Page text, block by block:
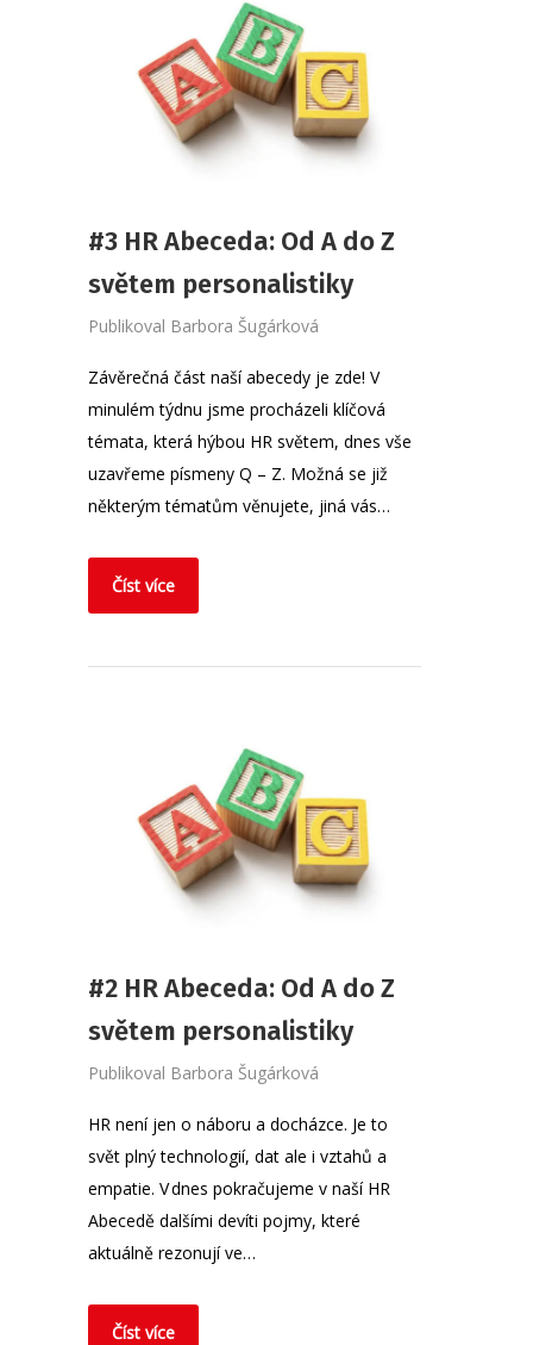
#3 HR Abeceda: Od A do Z
světem personalistiky
Publikoval Barbora Šugárková
Závěrečná část naší abecedy je zde! V
minulém týdnu jsme procházeli klíčová
témata, která hýbou HR světem, dnes vše
uzavřeme písmeny Q – Z. Možná se již
některým tématům věnujete, jiná vás…
Číst více
#2 HR Abeceda: Od A do Z
světem personalistiky
Publikoval Barbora Šugárková
HR není jen o náboru a docházce. Je to
svět plný technologií, dat ale i vztahů a
empatie. V dnes pokračujeme v naší HR
Abecedě dalšími devíti pojmy, které
aktuálně rezonují ve…
Číst více